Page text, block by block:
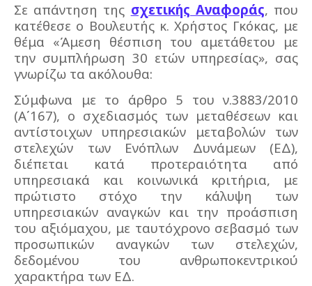
Σε απάντηση της σχετικής Αναφοράς, που
κατέθεσε ο Βουλευτής κ. Χρήστος Γκόκας, με
θέμα «Άμεση θέσπιση του αμετάθετου με
την συμπλήρωση 30 ετών υπηρεσίας», σας
γνωρίζω τα ακόλουθα:
Σύμφωνα με το άρθρο 5 του ν.3883/2010
(Α΄167), ο σχεδιασμός των μεταθέσεων και
αντίστοιχων υπηρεσιακών μεταβολών των
στελεχών των Ενόπλων Δυνάμεων (ΕΔ),
διέπεται κατά προτεραιότητα από
υπηρεσιακά και κοινωνικά κριτήρια, με
πρώτιστο στόχο την κάλυψη των
υπηρεσιακών αναγκών και την προάσπιση
του αξιόμαχου, με ταυτόχρονο σεβασμό των
προσωπικών αναγκών των στελεχών,
δεδομένου του ανθρωποκεντρικού
χαρακτήρα των ΕΔ.